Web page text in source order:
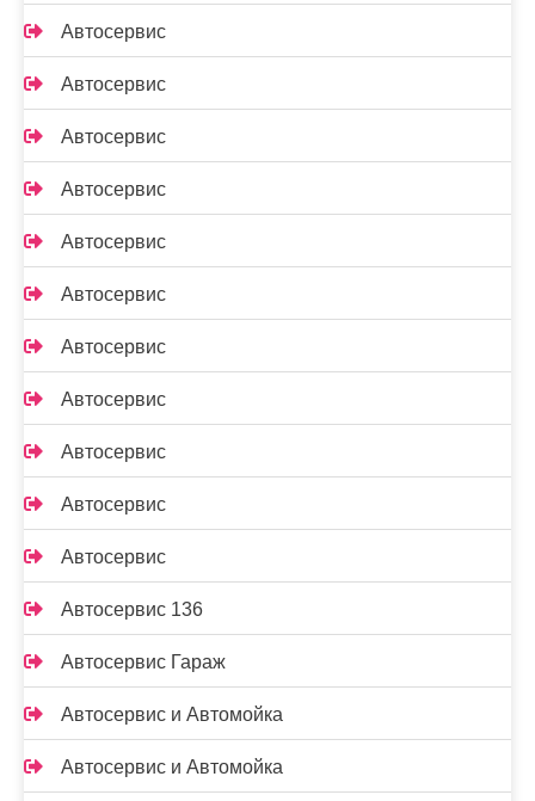
Автосервис
Автосервис
Автосервис
Автосервис
Автосервис
Автосервис
Автосервис
Автосервис
Автосервис
Автосервис
Автосервис
Автосервис 136
Автосервис Гараж
Автосервис и Автомойка
Автосервис и Автомойка